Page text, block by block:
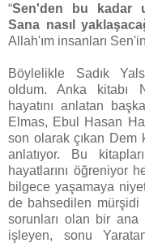
“Sen'den bu kadar
Sana nasıl
Allah'ım insanları
Böylelikle Sadık
oldum. Anka kitabı
hayatını anlatan
Elmas, Ebul Hasan
son olarak çıkan Dem
anlatıyor. Bu
hayatlarını öğreniyor
bilgece yaşamaya
de bahsedilen mürşidi
sorunları olan bir ana
işleyen, sonu